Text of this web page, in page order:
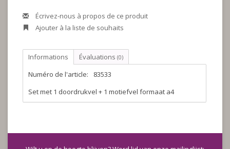
Écrivez-nous à propos de ce produit
Ajouter à la liste de souhaits
Informations Évaluations (0)
Numéro de l'article:
83533
Set met 1 doordrukvel + 1 motiefvel formaat a4